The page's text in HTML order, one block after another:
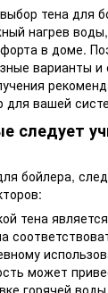
тена для
нагрев
в доме.
варианты и
для вашей
следует
бойлера,
тена
может
горячей